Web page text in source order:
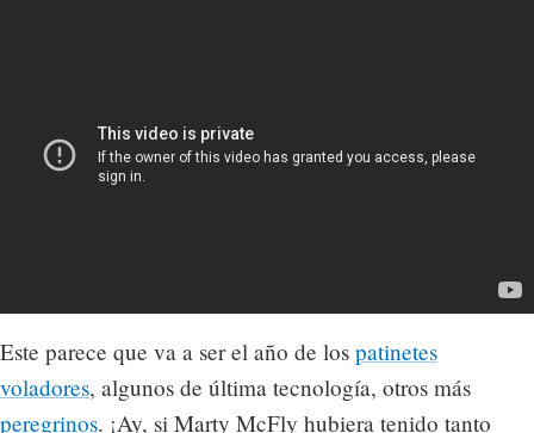
Este parece que va a ser el año de los patinetes
voladores, algunos de última tecnología, otros más
peregrinos. ¡Ay, si Marty McFly hubiera tenido tanto